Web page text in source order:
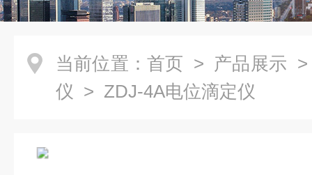
当前位置： 首页 > 产品展示
仪 > ZDJ-4A电位滴定仪